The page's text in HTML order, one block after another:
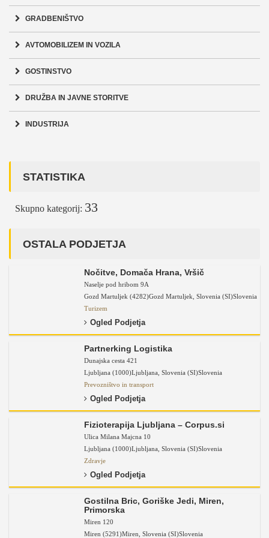
GRADBENIŠTVO
AVTOMOBILIZEM IN VOZILA
GOSTINSTVO
DRUŽBA IN JAVNE STORITVE
INDUSTRIJA
STATISTIKA
Skupno kategorij: 33
OSTALA PODJETJA
Nočitve, Domača Hrana, Vršič
Naselje pod hribom 9A
Gozd Martuljek (4282)Gozd Martuljek Slovenia (SI)Slovenia
Turizem
Ogled Podjetja
Partnerking Logistika
Dunajska cesta 421
Ljubljana (1000)Ljubljana Slovenia (SI)Slovenia
Prevozništvo in transport
Ogled Podjetja
Fizioterapija Ljubljana – Corpus.si
Ulica Milana Majcna 10
Ljubljana (1000)Ljubljana Slovenia (SI)Slovenia
Zdravje
Ogled Podjetja
Gostilna Bric, Goriške Jedi, Miren,
Primorska
Miren 120
Miren (5291)Miren Slovenia (SI)Slovenia